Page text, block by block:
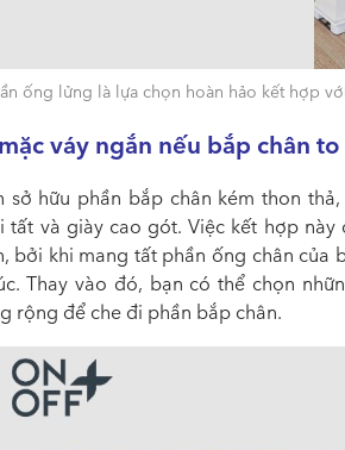
ống lửng là lựa chọn hoàn hảo kết hợp
váy ngắn nếu bắp chân to
sở hữu phần bắp chân kém thon
tất và giày cao gót. Việc kết hợp
bởi khi mang tất phần ống chân của
Thay vào đó, bạn có thể chọn
rộng để che đi phần bắp chân.